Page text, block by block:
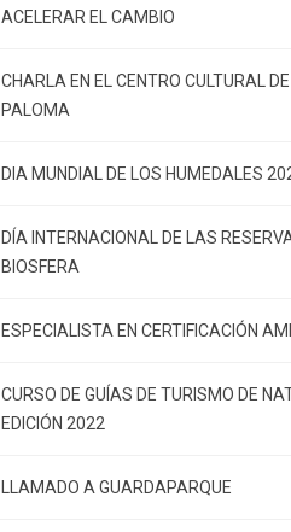
ACELERAR EL CAMBIO
CHARLA EN EL CENTRO CULTURAL
PALOMA
DIA MUNDIAL DE LOS HUMEDALES
DÍA INTERNACIONAL DE LAS
BIOSFERA
ESPECIALISTA EN CERTIFICACIÓN
CURSO DE GUÍAS DE TURISMO DE
EDICIÓN 2022
LLAMADO A GUARDAPARQUE